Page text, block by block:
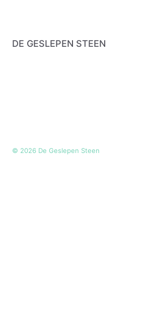
DE GESLEPEN STEEN
© 2026 De Geslepen Steen